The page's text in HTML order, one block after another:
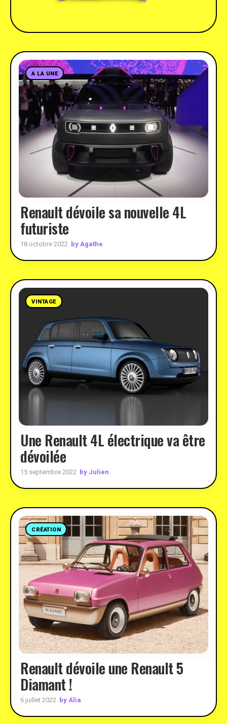
A LA UNE
Renault dévoile sa nouvelle 4L
futuriste
18 octobre 2022 by Agathe
VINTAGE
Une Renault 4L électrique va être
dévoilée
15 septembre 2022 by Julien
CRÉATION
Renault dévoile une Renault 5
Diamant !
6 juillet 2022 by Alia